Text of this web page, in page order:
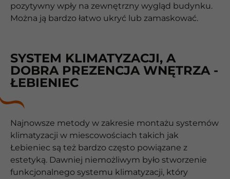
pozytywny wpły na zewnętrzny wygląd budynku.
Można ją bardzo łatwo ukryć lub zamaskować.
SYSTEM KLIMATYZACJI, A
DOBRA PREZENCJA WNĘTRZA -
ŁEBIENIEC
Najnowsze metody w zakresie montażu systemów
klimatyzacji w miescowościach takich jak
Łebieniec są też bardzo często powiązane z
estetyką. Dawniej niemożliwym było stworzenie
funkcjonalnego systemu klimatyzacji, który